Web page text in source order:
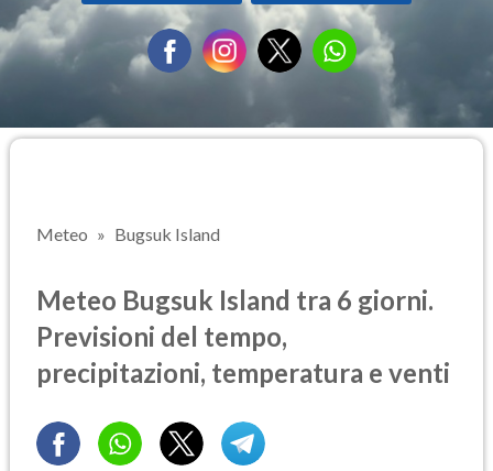
Meteo Bugsuk Island
Meteo Bugsuk Island tra 6 giorni.
Previsioni del tempo,
precipitazioni, temperatura e venti